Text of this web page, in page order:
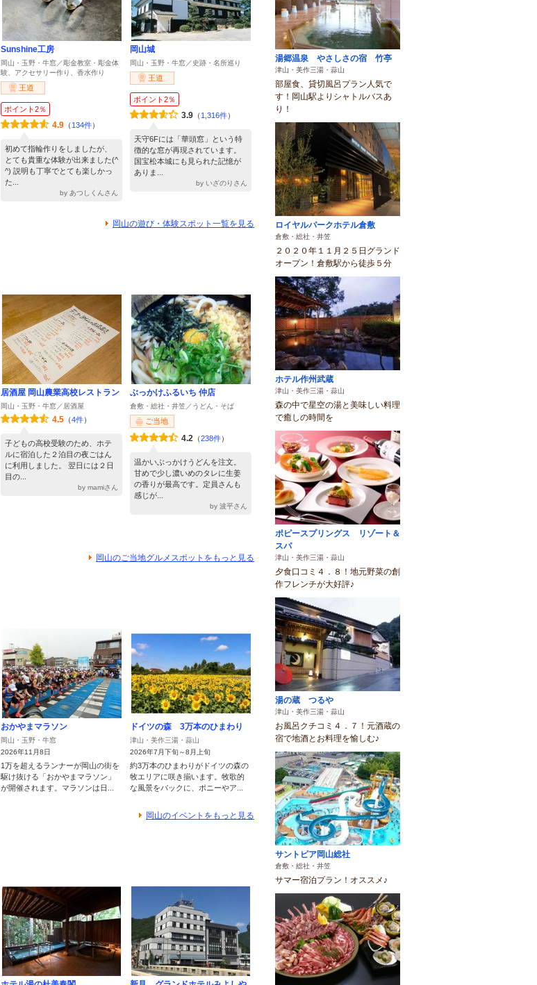
Sunshine工房
岡山・玉野・牛窓／彫金教室・彫金体
験、アクセサリー作り、香水作り
王道
ポイント2％
4.9 （ 134件）
初めて指輪作りをしましたが、
とても貴重な体験が出来ました(^
^) 説明も丁寧でとても楽しかっ
た...
by あつしくんさん
岡山城
岡山・玉野・牛窓／史跡・名所巡り
王道
ポイント2％
3.9 （ 1,316件）
天守6Fには「華頭窓」という特
徴的な窓が再現されています。
国宝松本城にも見られた記憶が
ありま...
by いざのりさん
岡山の遊び・体験スポット一覧を見る
居酒屋 岡山農業高校レストラン
岡山・玉野・牛窓／居酒屋
4.5 （4件）
子どもの高校受験のため、ホテ
ルに宿泊した２泊目の夜ごはん
に利用しました。 翌日には２日
目の...
by mamiさん
ぶっかけふるいち 仲店
倉敷・総社・井笠／うどん・そば
ご当地
4.2 （238件）
温かいぶっかけうどんを注文。
甘めで少し濃いめのタレに生姜
の香りが最高です。定員さんも
感じが...
by 波平さん
岡山のご当地グルメスポットをもっと見る
おかやまマラソン
岡山・玉野・牛窓
2026年11月8日
1万を超えるランナーが岡山の街を
駆け抜ける「おかやまマラソン」
が開催されます。マラソンは日...
ドイツの森 3万本のひまわり
津山・美作三湯・蒜山
2026年7月下旬～8月上旬
約3万本のひまわりがドイツの森の
牧エリアに咲き揃います。牧歌的
な風景をバックに、ポニーやア...
岡山のイベントをもっと見る
湯郷温泉 やさしさの宿 竹亭
津山・美作三湯・蒜山
部屋食、貸切風呂プラン人気で
す！岡山駅よりシャトルバスあ
り！
ロイヤルパークホテル倉敷
倉敷・総社・井笠
２０２０年１１月２５日グランド
オープン！倉敷駅から徒歩５分
ホテル作州武蔵
津山・美作三湯・蒜山
森の中で星空の湯と美味しい料理
で癒しの時間を
ポピースプリングス リゾート＆
スパ
津山・美作三湯・蒜山
夕食口コミ４．８！地元野菜の創
作フレンチが大好評♪
湯の蔵 つるや
津山・美作三湯・蒜山
お風呂クチコミ４．７！元酒蔵の
宿で地酒とお料理を愉しむ♪
サントピア岡山総社
倉敷・総社・井笠
サマー宿泊プラン！オススメ♪